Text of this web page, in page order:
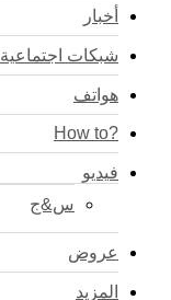
أخبار
شبكات اجتماعية
هواتف
?How to
فيديو
س&ج
عروض
المزيد